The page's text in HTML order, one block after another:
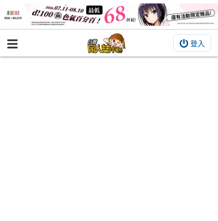
登入
BOOKY書集倉庫